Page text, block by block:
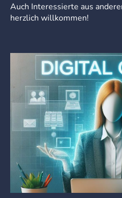
Auch Interessierte aus
herzlich willkommen!